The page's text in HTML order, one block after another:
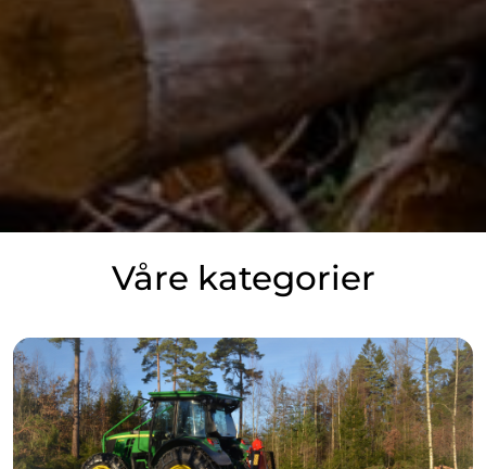
Våre kategorier